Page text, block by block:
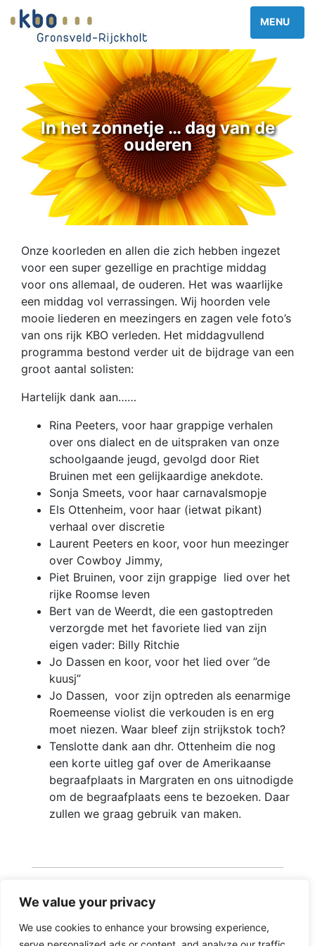
We value your privacy
We use cookies to enhance your browsing experience,
In het zonnetje … dag van de
ouderen
Onze koorleden en allen die zich hebben ingezet
voor een super gezellige en prachtige middag
voor ons allemaal, de ouderen. Het was waarlijke
een middag vol verrassingen. Wij hoorden vele
mooie liederen en meezingers en zagen vele foto’s
van ons rijk KBO verleden. Het middagvullend
programma bestond verder uit de bijdrage van een
groot aantal solisten:
Hartelijk dank aan……
Rina Peeters, voor haar grappige verhalen
over ons dialect en de uitspraken van onze
schoolgaande jeugd, gevolgd door Riet
Bruinen met een gelijkaardige anekdote.
Sonja Smeets, voor haar carnavalsmopje
Els Ottenheim, voor haar (ietwat pikant)
verhaal over discretie
Laurent Peeters en koor, voor hun meezinger
over Cowboy Jimmy,
Piet Bruinen, voor zijn grappige lied over het
rijke Roomse leven
Bert van de Weerdt, die een gastoptreden
verzorgde met het favoriete lied van zijn
eigen vader: Billy Ritchie
Jo Dassen en koor, voor het lied over ”de
kuusj”
Jo Dassen, voor zijn optreden als eenarmige
Roemeense violist die verkouden is en erg
moet niezen. Waar bleef zijn strijkstok toch?
Tenslotte dank aan dhr. Ottenheim die nog
een korte uitleg gaf over de Amerikaanse
begraafplaats in Margraten en ons uitnodigde
om de begraafplaats eens te bezoeken. Daar
zullen we graag gebruik van maken.